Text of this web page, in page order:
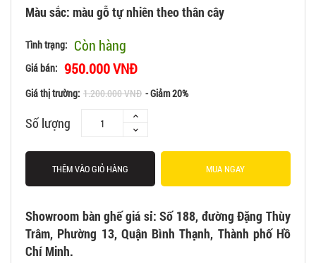
Màu sắc: màu gỗ tự nhiên theo thân cây
Tình trạng: Còn hàng
Giá bán: 950.000 VNĐ
Giá thị trường: 1.200.000 VNĐ - Giảm 20%
Số lượng
THÊM VÀO GIỎ HÀNG MUA NGAY
Showroom bàn ghế giá sỉ: Số 188, đường Đặng Thùy
Trâm, Phường 13, Quận Bình Thạnh, Thành phố Hồ
Chí Minh.